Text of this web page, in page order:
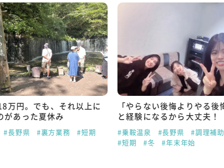
万円。でも、それ以上に
があった夏休み
#長野県 #裏方業務 #短期
「やらない後悔よりやる後
と経験になるから大丈夫！
#乗鞍温泉 #長野県
#調理補助
#短期
#冬 #年末年始